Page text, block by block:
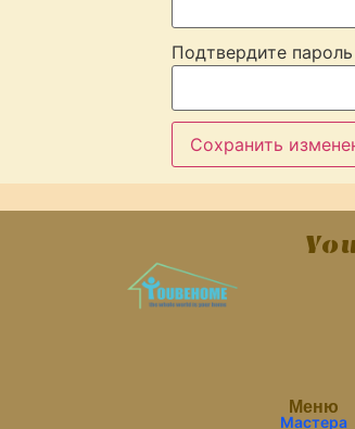
Подтвердите пароль
Сохранить
Меню
Мастера